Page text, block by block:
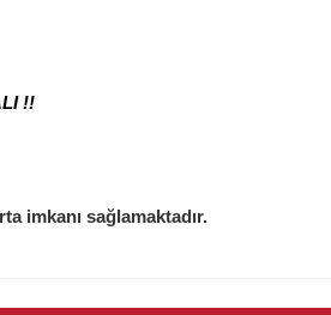
!!
imkanı sağlamaktadır.